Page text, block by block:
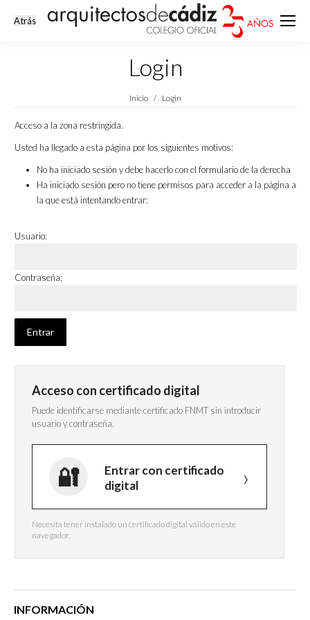
Login
Estás aquí:
Inicio Login
Acceso a la zona restringida.
Usted ha llegado a esta página por los siguientes motivos:
No ha iniciado sesión y debe hacerlo con el formulario de la derecha
Ha iniciado sesión pero no tiene permisos para acceder a la página a
la que está intentando entrar:
Usuario:
Contraseña:
Acceso con certificado digital
Puede identificarse mediante certificado FNMT sin introducir
usuario y contraseña.
Entrar con certificado
digital
Necesita tener instalado un certificado digital válido en este
navegador.
INFORMACIÓN